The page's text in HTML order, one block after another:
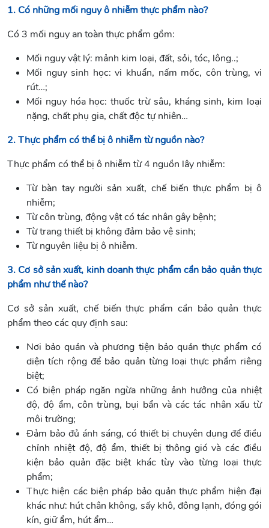
1. Có những mối nguy ô nhiễm thực phẩm nào?
Có 3 mối nguy an toàn thực phẩm gồm:
Mối nguy vật lý: mảnh kim loại, đất, sỏi, tóc, lông..;
Mối nguy sinh học: vi khuẩn, nấm mốc, côn trùng, vi
rút…;
Mối nguy hóa học: thuốc trừ sâu, kháng sinh, kim loại
nặng, chất phụ gia, chất độc tự nhiên…
2. Thực phẩm có thể bị ô nhiễm từ nguồn nào?
Thực phẩm có thể bị ô nhiễm từ 4 nguồn lây nhiễm:
Từ bàn tay người sản xuất, chế biến thực phẩm bị ô
nhiễm;
Từ côn trùng, động vật có tác nhân gây bệnh;
Từ trang thiết bị không đảm bảo vệ sinh;
Từ nguyên liệu bị ô nhiễm.
3. Cơ sở sản xuất, kinh doanh thực phẩm cần bảo quản thực
phẩm như thế nào?
Cơ sở sản xuất, chế biến thực phẩm cần bảo quản thực
phẩm theo các quy định sau:
Nơi bảo quản và phương tiện bảo quản thực phẩm có
diện tích rộng để bảo quản từng loại thực phẩm riêng
biệt;
Có biện pháp ngăn ngừa những ảnh hưởng của nhiệt
độ, độ ẩm, côn trùng, bụi bẩn và các tác nhân xấu từ
môi trường;
Đảm bảo đủ ánh sáng, có thiết bị chuyên dụng để điều
chỉnh nhiệt độ, độ ẩm, thiết bị thông gió và các điều
kiện bảo quản đặc biệt khác tùy vào từng loại thực
phẩm;
Thực hiện các biện pháp bảo quản thực phẩm hiện đại
khác như: hút chân không, sấy khô, đông lạnh, đóng gói
kín, giữ ẩm, hút ẩm…